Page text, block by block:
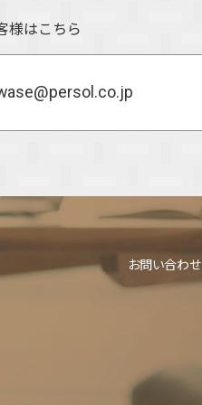
様はこちら
お問い合わせ